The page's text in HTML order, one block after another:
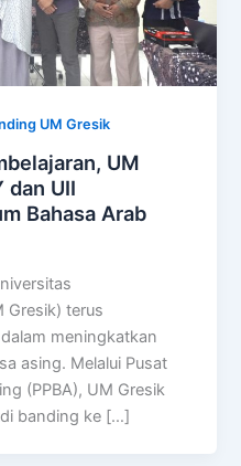
UM Gresik
UM
dan UII
Bahasa Arab
Gresik) terus
meningkatkan
asing. Melalui Pusat
(PPBA), UM Gresik
banding ke […]